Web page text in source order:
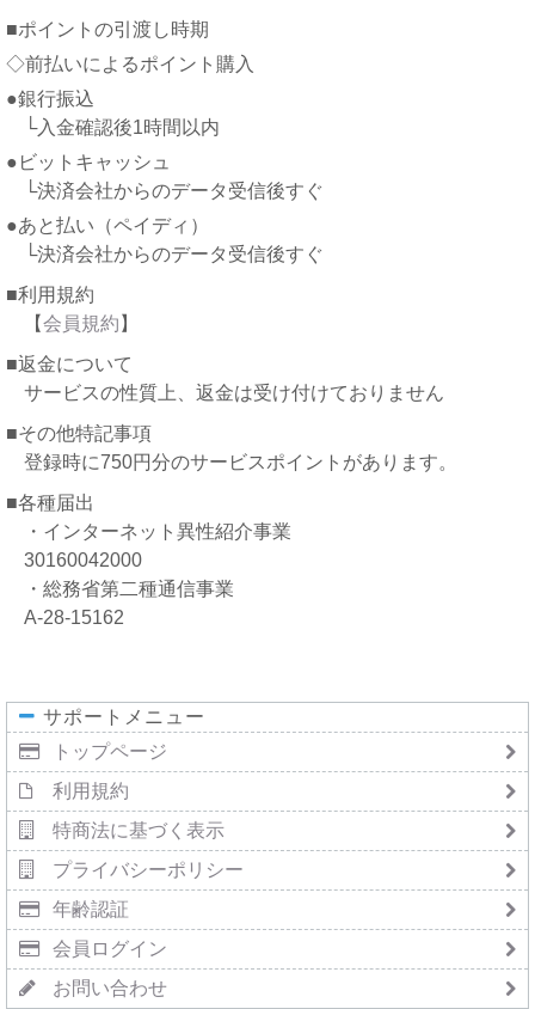
■ポイントの引渡し時期
◇前払いによるポイント購入
●銀行振込
└入金確認後1時間以内
●ビットキャッシュ
└決済会社からのデータ受信後すぐ
●あと払い（ペイディ）
└決済会社からのデータ受信後すぐ
■利用規約
【会員規約 】
■返金について
サービスの性質上、返金は受け付けておりません
■その他特記事項
登録時に750円分のサービスポイントがあります。
■各種届出
・インターネット異性紹介事業
30160042000
・総務省第二種通信事業
A-28-15162
サポートメニュー
トップページ
利用規約
特商法に基づく表示
プライバシーポリシー
年齢認証
会員ログイン
お問い合わせ